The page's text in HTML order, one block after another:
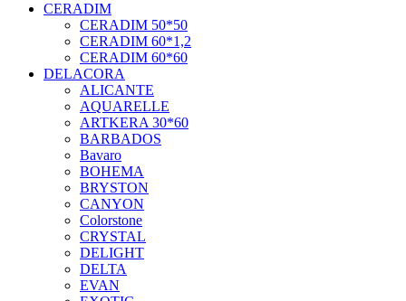
CERADIM
CERADIM 50*50
CERADIM 60*1,2
CERADIM 60*60
DELACORA
ALICANTE
AQUARELLE
ARTKERA 30*60
BARBADOS
Bavaro
BOHEMA
BRYSTON
CANYON
Colorstone
CRYSTAL
DELIGHT
DELTA
EVAN